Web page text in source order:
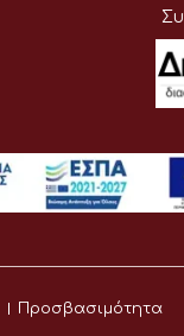
Προσβασιμότητα